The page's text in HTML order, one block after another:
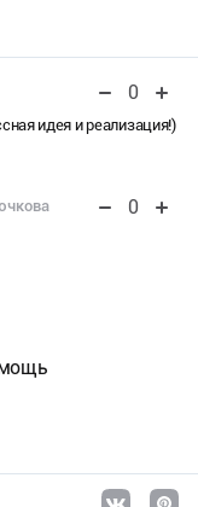
0
идея и реализация!)
0